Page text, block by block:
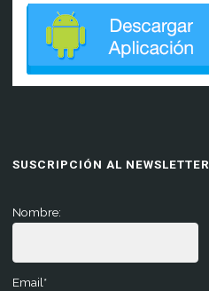
SUSCRIPCIÓN AL NEWSLETTER
Nombre:
Email*